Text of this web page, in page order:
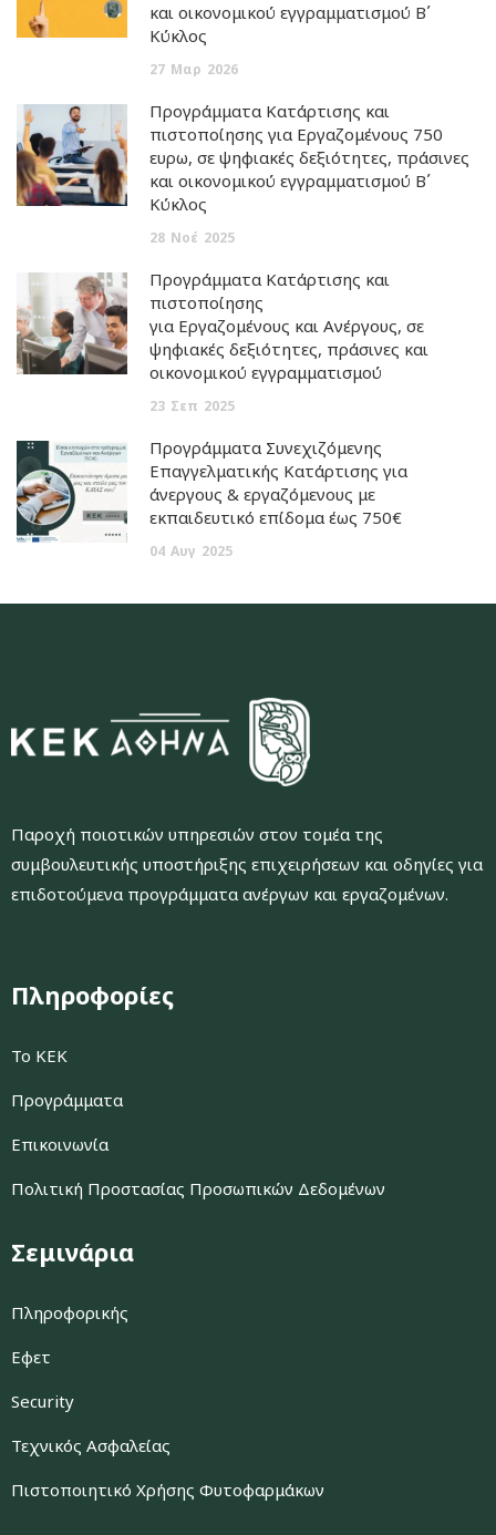
και οικονομικού εγγραμματισμού Β΄
Κύκλος
27 Μαρ 2026
Προγράμματα Κατάρτισης και
πιστοποίησης για Εργαζομένους 750
ευρω, σε ψηφιακές δεξιότητες, πράσινες
και οικονομικού εγγραμματισμού Β΄
Κύκλος
28 Νοέ 2025
Προγράμματα Κατάρτισης και
πιστοποίησης
για Εργαζομένους και Ανέργους, σε
ψηφιακές δεξιότητες, πράσινες και
οικονομικού εγγραμματισμού
23 Σεπ 2025
Προγράμματα Συνεχιζόμενης
Επαγγελματικής Κατάρτισης για
άνεργους & εργαζόμενους με
εκπαιδευτικό επίδομα έως 750€
04 Αυγ 2025
Παροχή ποιοτικών υπηρεσιών στον τομέα της
συμβουλευτικής υποστήριξης επιχειρήσεων και οδηγίες για
επιδοτούμενα προγράμματα ανέργων και εργαζομένων.
Πληροφορίες
Το ΚΕΚ
Προγράμματα
Επικοινωνία
Πολιτική Προστασίας Προσωπικών Δεδομένων
Σεμινάρια
Πληροφορικής
Εφετ
Security
Τεχνικός Ασφαλείας
Πιστοποιητικό Χρήσης Φυτοφαρμάκων